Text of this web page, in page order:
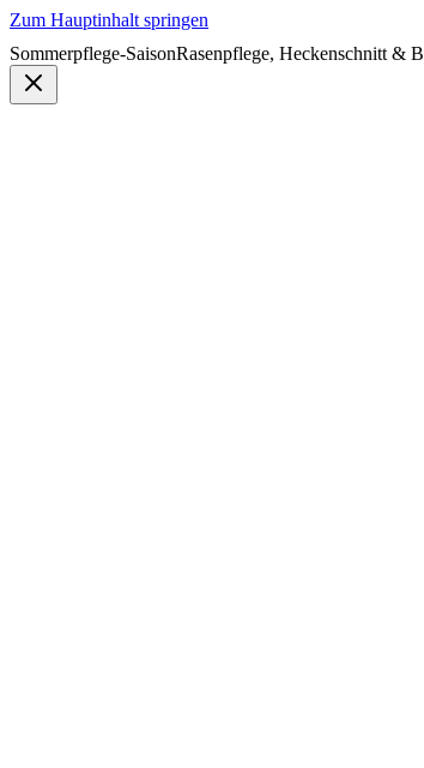
Zum Hauptinhalt springen
Sommerpflege-SaisonRasenpflege, Heckenschnitt &